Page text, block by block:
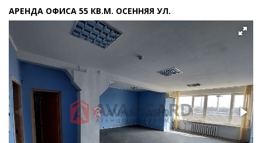
АРЕНДА ОФИСА 55 КВ.М. ОСЕННЯЯ УЛ.